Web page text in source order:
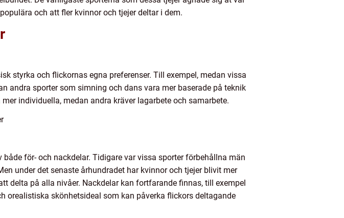
och att fler kvinnor och tjejer deltar i dem.
styrka och flickornas egna preferenser. Till exempel, medan vissa
andra sporter som simning och dans vara mer baserade på teknik
individuella, medan andra kräver lagarbete och samarbete.
för- och nackdelar. Tidigare var vissa sporter förbehållna män
under det senaste århundradet har kvinnor och tjejer blivit mer
delta på alla nivåer. Nackdelar kan fortfarande finnas, till exempel
orealistiska skönhetsideal som kan påverka flickors deltagande